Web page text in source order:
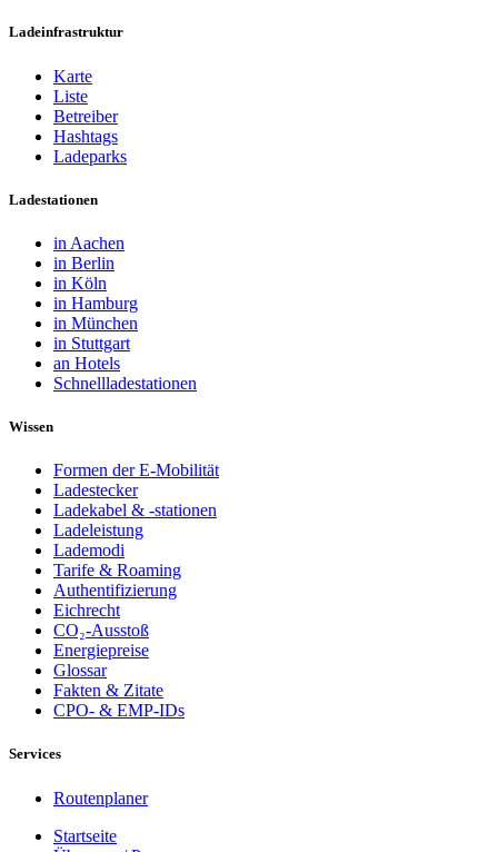
Ladeinfrastruktur
Karte
Liste
Betreiber
Hashtags
Ladeparks
Ladestationen
in Aachen
in Berlin
in Köln
in Hamburg
in München
in Stuttgart
an Hotels
Schnellladestationen
Wissen
Formen der E-Mobilität
Ladestecker
Ladekabel & -stationen
Ladeleistung
Lademodi
Tarife & Roaming
Authentifizierung
Eichrecht
CO₂-Ausstoß
Energiepreise
Glossar
Fakten & Zitate
CPO- & EMP-IDs
Services
Routenplaner
Startseite